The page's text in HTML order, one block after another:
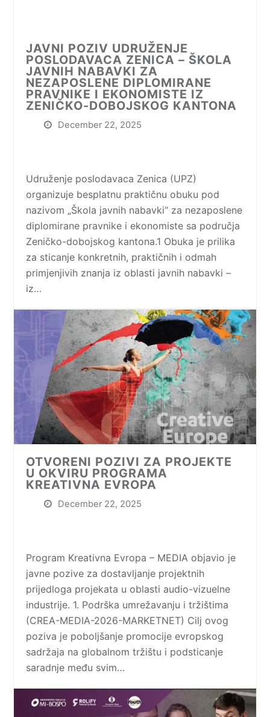
JAVNI POZIV UDRUŽENJE
POSLODAVACA ZENICA – ŠKOLA
JAVNIH NABAVKI ZA
NEZAPOSLENE DIPLOMIRANE
PRAVNIKE I EKONOMISTE IZ
ZENIČKO-DOBOJSKOG KANTONA
December 22, 2025
Udruženje poslodavaca Zenica (UPZ)
organizuje besplatnu praktičnu obuku pod
nazivom „Škola javnih nabavki“ za nezaposlene
diplomirane pravnike i ekonomiste sa područja
Zeničko-dobojskog kantona.1 Obuka je prilika
za sticanje konkretnih, praktičnih i odmah
primjenjivih znanja iz oblasti javnih nabavki –
iz…
OTVORENI POZIVI ZA PROJEKTE
U OKVIRU PROGRAMA
KREATIVNA EVROPA
December 22, 2025
Program Kreativna Evropa – MEDIA objavio je
javne pozive za dostavljanje projektnih
prijedloga projekata u oblasti audio-vizuelne
industrije. 1. Podrška umrežavanju i tržištima
(CREA-MEDIA-2026-MARKETNET) Cilj ovog
poziva je poboljšanje promocije evropskog
sadržaja na globalnom tržištu i podsticanje
saradnje među svim…